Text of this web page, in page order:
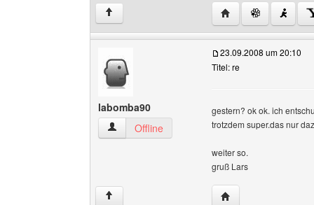
↑ Website dieses
labomba90
labomba90 Benutzer-Profile anzeigen
Offline
23.09.2008 um 20:10
Titel: re
gestern? ok ok. ich
trotzdem super.das nur
weiter so.
gruß Lars
↑ Website dieses